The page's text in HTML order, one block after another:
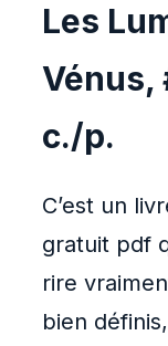
Les
Vénus,
c./p.
C’est un
gratuit pdf
rire
bien